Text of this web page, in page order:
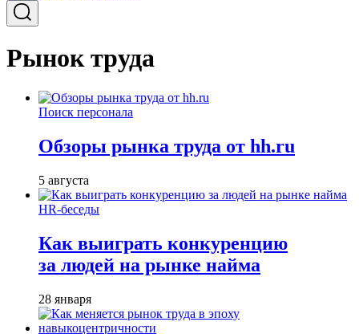
Рынок труда
Поиск персонала
Обзоры рынка труда от hh.ru
5 августа
HR-беседы
Как выиграть конкуренцию
за людей на рынке найма
28 января